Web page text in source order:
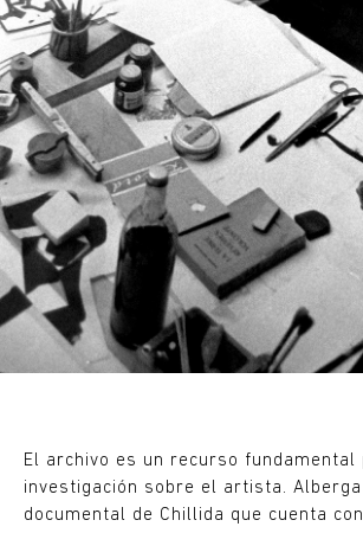
El archivo es un recurso fundamental
investigación sobre el artista.
documental de Chillida que cuenta